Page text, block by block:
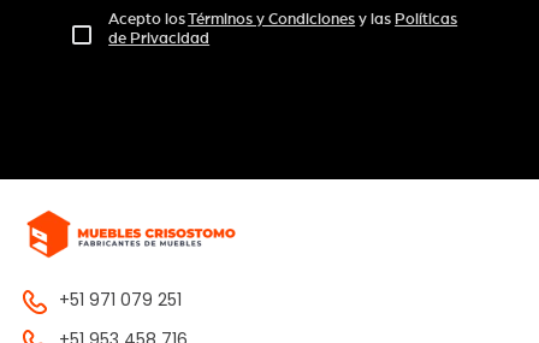
Acepto los Términos y Condiciones y las Políticas
de Privacidad
+51 971 079 251